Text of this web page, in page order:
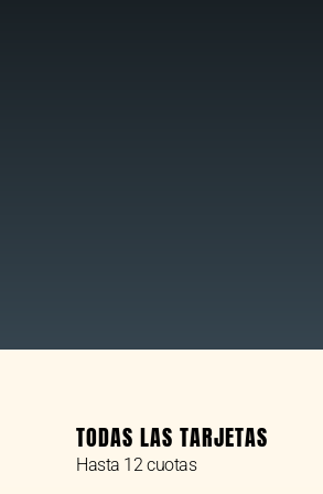
TODAS LAS TARJETAS
Hasta 12 cuotas